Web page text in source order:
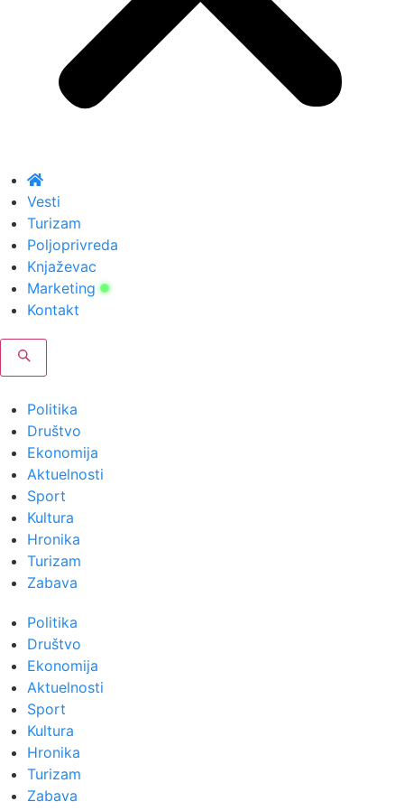
Vesti
Turizam
Poljoprivreda
Knjaževac
Marketing
Kontakt
Politika
Društvo
Ekonomija
Aktuelnosti
Sport
Kultura
Hronika
Turizam
Zabava
Politika
Društvo
Ekonomija
Aktuelnosti
Sport
Kultura
Hronika
Turizam
Zabava